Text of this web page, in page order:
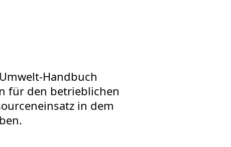
Handbuch
für den betrieblichen
in dem